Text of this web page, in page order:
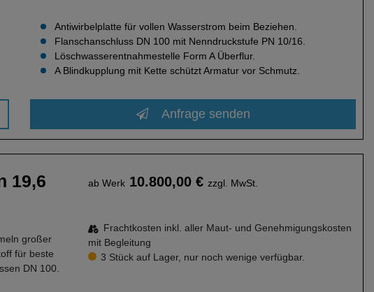
Antiwirbelplatte für vollen Wasserstrom beim Beziehen.
Flanschanschluss DN 100 mit Nenndruckstufe PN 10/16.
Löschwasserentnahmestelle Form A Überflur.
A Blindkupplung mit Kette schützt Armatur vor Schmutz.
Anfrage senden
19,6
großer
für beste
DN 100.
ab Werk10.800,00 € zzgl. MwSt.
Frachtkosten inkl. aller Maut- und Genehmigungskosten
mit Begleitung
3 Stück auf Lager, nur noch wenige verfügbar.